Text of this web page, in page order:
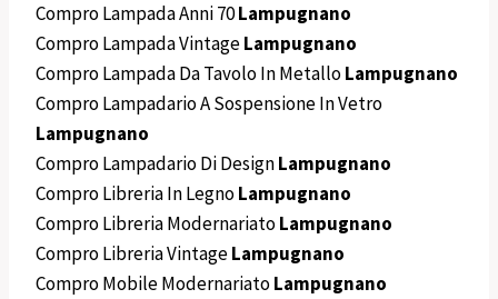
Compro Lampada Anni 70Lampugnano
Compro Lampada VintageLampugnano
Compro Lampada Da Tavolo In MetalloLampugnano
Compro Lampadario A Sospensione In Vetro
Lampugnano
Compro Lampadario Di DesignLampugnano
Compro Libreria In LegnoLampugnano
Compro Libreria ModernariatoLampugnano
Compro Libreria VintageLampugnano
Compro Mobile ModernariatoLampugnano